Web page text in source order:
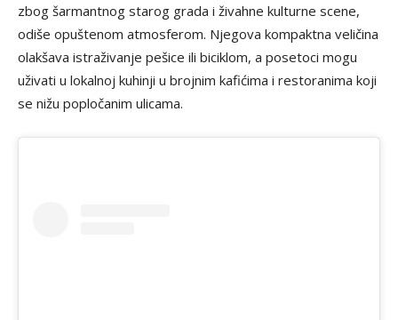
zbog šarmantnog starog grada i živahne kulturne scene,
odiše opuštenom atmosferom. Njegova kompaktna veličina
olakšava istraživanje pešice ili biciklom, a posetoci mogu
uživati u lokalnoj kuhinji u brojnim kafićima i restoranima koji
se nižu popločanim ulicama.